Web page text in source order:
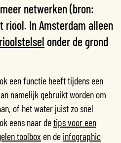
netwerken (bron:
riool. In Amsterdam alleen
onder de grond
een functie heeft tijdens een
namelijk gebruikt worden om
of het water juist zo snel
eens naar detips voor een
toolbox en de infographic